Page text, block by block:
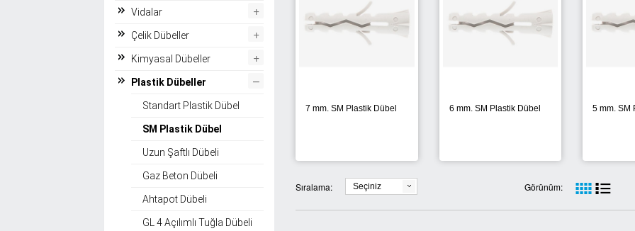
7 mm. SM Plastik Dübel 6 mm. SM Plastik Dübel 5 mm. SM
Sıralama: Seçiniz Görünüm:
Vidalar +
Çelik Dübeller +
Kimyasal Dübeller +
Plastik Dübeller –
Standart Plastik Dübel
SM Plastik Dübel
Uzun Şaftlı Dübeli
Gaz Beton Dübeli
Ahtapot Dübeli
GL 4 Açılımlı Tuğla Dübeli